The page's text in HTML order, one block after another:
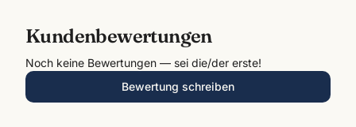
Kundenbewertungen
Noch keine Bewertungen — sei die/der erste!
Bewertung schreiben